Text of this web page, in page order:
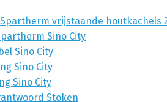
vrijstaande houtkachels
Sino City
Sino City
Sino City
Sino City
Stoken